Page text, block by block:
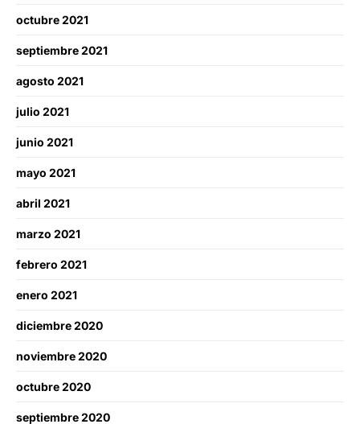
octubre 2021
septiembre 2021
agosto 2021
julio 2021
junio 2021
mayo 2021
abril 2021
marzo 2021
febrero 2021
enero 2021
diciembre 2020
noviembre 2020
octubre 2020
septiembre 2020